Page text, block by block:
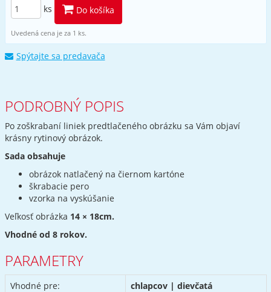
ks Do košíka
Uvedená cena je za 1 ks.
Spýtajte sa predavača
PODROBNÝ POPIS
Po zoškrabaní liniek predtlačeného obrázku sa Vám objaví
krásny rytinový obrázok.
Sada obsahuje
obrázok natlačený na čiernom kartóne
škrabacie pero
vzorka na vyskúšanie
Veľkosť obrázka 14 × 18cm.
Vhodné od 8 rokov.
PARAMETRY
Vhodné pre: chlapcov | dievčatá